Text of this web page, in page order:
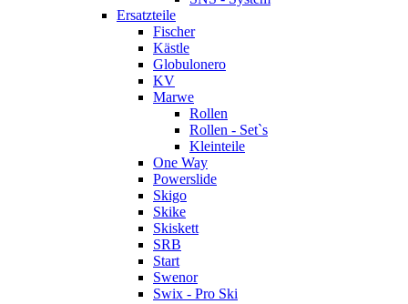
Ersatzteile
Fischer
Kästle
Globulonero
KV
Marwe
Rollen
Rollen - Set`s
Kleinteile
One Way
Powerslide
Skigo
Skike
Skiskett
SRB
Start
Swenor
Swix - Pro Ski